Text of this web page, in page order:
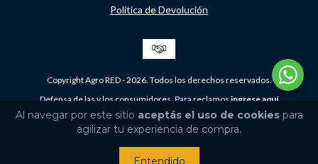
Al navegar por este sitio aceptás el uso de cookiespara
agilizar tu experiencia de compra.
Entendido
Política de Devolución
Copyright Agro RED - 2026. Todos los derechos reservados.
Defensa de las y los consumidores. Para reclamos ingrese aquí